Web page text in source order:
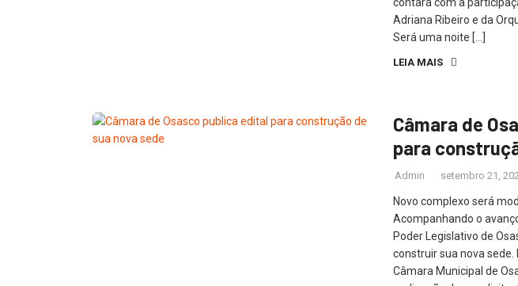
Adriana Ribeiro e da
Será uma noite […]
LEIA MAIS
Câmara de
para
Admin setembro 21,
Novo complexo será
Acompanhando o
Poder Legislativo de
construir sua nova
Câmara Municipal de